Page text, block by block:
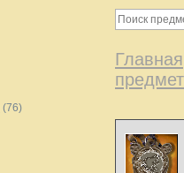
Главная
(76)